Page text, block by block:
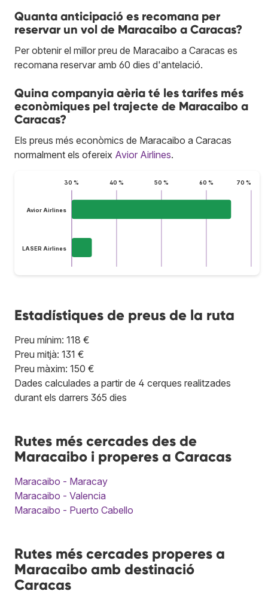
Quanta anticipació es recomana per
reservar un vol de Maracaibo a Caracas?
Per obtenir el millor preu de Maracaibo a Caracas es
recomana reservar amb 60 dies d'antelació.
Quina companyia aèria té les tarifes més
econòmiques pel trajecte de Maracaibo a
Caracas?
Els preus més econòmics de Maracaibo a Caracas
normalment els ofereix Avior Airlines.
30 % 40 % 50 % 60 % 70 %
Avior Airlines
LASER Airlines
Estadístiques de preus de la ruta
Preu mínim: 118 €
Preu mitjà: 131 €
Preu màxim: 150 €
Dades calculades a partir de 4 cerques realitzades
durant els darrers 365 dies
Rutes més cercades des de
Maracaibo i properes a Caracas
Maracaibo - Maracay
Maracaibo - Valencia
Maracaibo - Puerto Cabello
Rutes més cercades properes a
Maracaibo amb destinació
Caracas